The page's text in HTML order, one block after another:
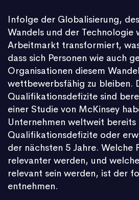
Infolge der Globalisierung,
Wandels und der Technologie
Arbeitmarkt transformiert,
dass sich Personen wie auch
Organisationen diesem
wettbewerbsfähig zu bleiben.
Qualifikationsdefizite sind
einer Studie von McKinsey
Unternehmen weltweit bereits
Qualifikationsdefizite oder
der nächsten 5 Jahre. Welche
relevanter werden, und
relevant sein werden, ist der
entnehmen.